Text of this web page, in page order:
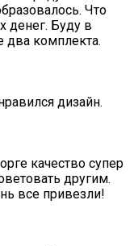
Что
денег. Буду в
комплекта.
дизайн.
качество супер
другим.
все привезли!